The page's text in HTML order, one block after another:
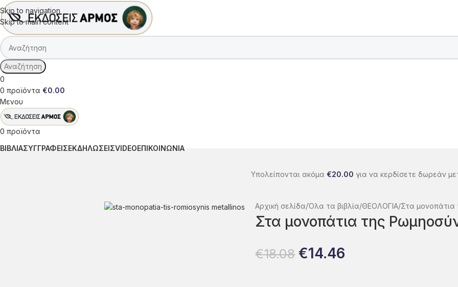
Skip to navigation
Skip to main content
Αναζήτηση
0
0 προϊόντα €0.00
Μενου
0 προϊόντα
ΒΙΒΛΙΑΣΥΓΓΡΑΦΕΙΣΕΚΔΗΛΩΣΕΙΣVIDEOΕΠΙΚΟΙΝΩΝΙΑ
Υπολείπονται ακόμα €20.00 για να κερδίσετε δωρεάν
Αρχική σελίδα Όλα τα βιβλία ΘΕΟΛΟΓΙΑ Στα μονοπάτια
Στα μονοπάτια της
€18.08 €14.46